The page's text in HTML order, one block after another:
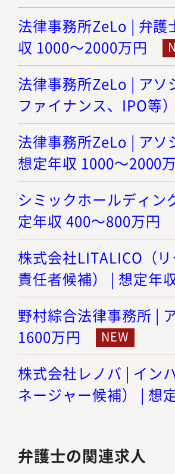
法律事務所ZeLo | 弁
収 1000～2000万円
法律事務所ZeLo | アソ
ファイナンス、IPO等
法律事務所ZeLo | ア
想定年収 1000～2000
シミックホールディン
定年収 400～800万円
株式会社LITALICO（
責任者候補） | 想定年
野村綜合法律事務所 |
1600万円
株式会社レノバ | イン
ネージャー候補） | 想
弁護士の関連求人